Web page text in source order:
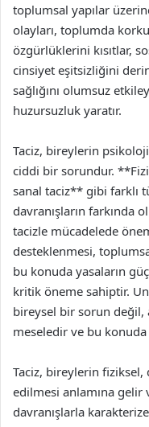
toplumsal yapılar
olayları, toplumda
özgürlüklerini kısıtlar,
cinsiyet eşitsizliğini
sağlığını olumsuz
huzursuzluk yaratır.
Taciz, bireylerin
ciddi bir sorundur.
sanal taciz** gibi farklı
davranışların farkında
tacizle mücadelede
desteklenmesi,
bu konuda yasaların
kritik öneme sahiptir.
bireysel bir sorun değil,
meseledir ve bu
Taciz, bireylerin fiziksel,
edilmesi anlamına gelir
davranışlarla